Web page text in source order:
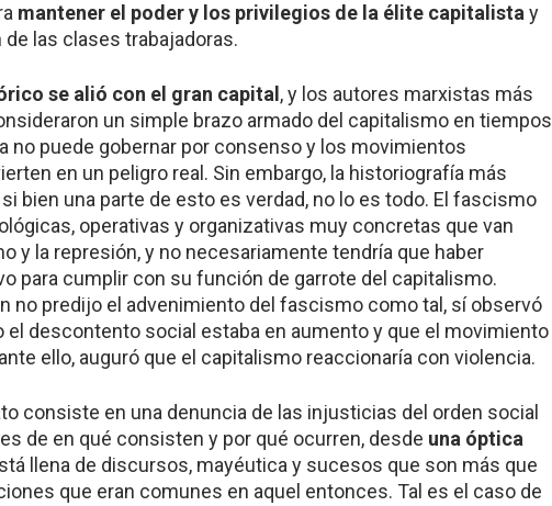
mantener el poder y los privilegios de la élite capitalista y
las clases trabajadoras.
se alió con el gran capital , y los autores marxistas más
un simple brazo armado del capitalismo en tiempos
no puede gobernar por consenso y los movimientos
en un peligro real. Sin embargo, la historiografía más
bien una parte de esto es verdad, no lo es todo. El fascismo
operativas y organizativas muy concretas que van
y la represión, y no necesariamente tendría que haber
para cumplir con su función de garrote del capitalismo.
no predijo el advenimiento del fascismo como tal, sí observó
el descontento social estaba en aumento y que el movimiento
ello, auguró que el capitalismo reaccionaría con violencia.
consiste en una denuncia de las injusticias del orden social
de en qué consisten y por qué ocurren, desde una óptica
llena de discursos, mayéutica y sucesos que son más que
que eran comunes en aquel entonces. Tal es el caso de